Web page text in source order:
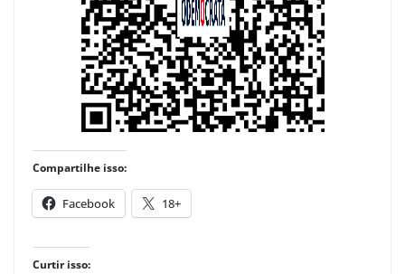
Compartilhe isso:
Facebook 18+
Curtir isso: